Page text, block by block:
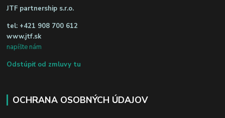
JTF partnership s.r.o.
tel: +421 908 700 612
www.jtf.sk
napíšte nám
Odstúpiť od zmluvy tu
OCHRANA OSOBNÝCH ÚDAJOV